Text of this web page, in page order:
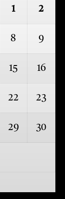
1 2
8 9
15 16
22 23
29 30